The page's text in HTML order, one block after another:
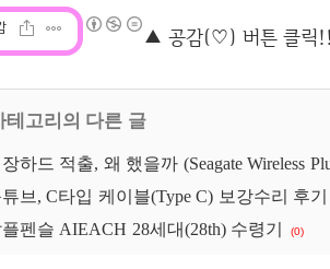
테고리의 다른 글
하드 적출, 왜 했을까 (Seagate Wireless
브, C타입 케이블(Type C) 보강수리 후
펜슬 AIEACH 28세대(28th) 수령기 (0)